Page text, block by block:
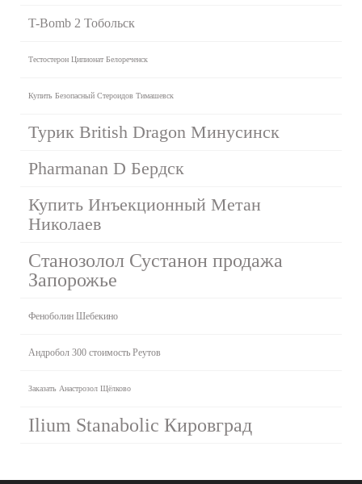
T-Bomb 2 Тобольск
Тестостерон Ципионат Белореченск
Купить Безопасный Стероидов Тимашевск
Турик British Dragon Минусинск
Pharmanan D Бердск
Купить Инъекционный Метан
Николаев
Станозолол Сустанон продажа
Запорожье
Феноболин Шебекино
Андробол 300 стоимость Реутов
Заказать Анастрозол Щёлково
Ilium Stanabolic Кировград